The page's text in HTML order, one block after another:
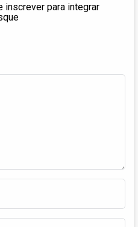
inscrever para integrar